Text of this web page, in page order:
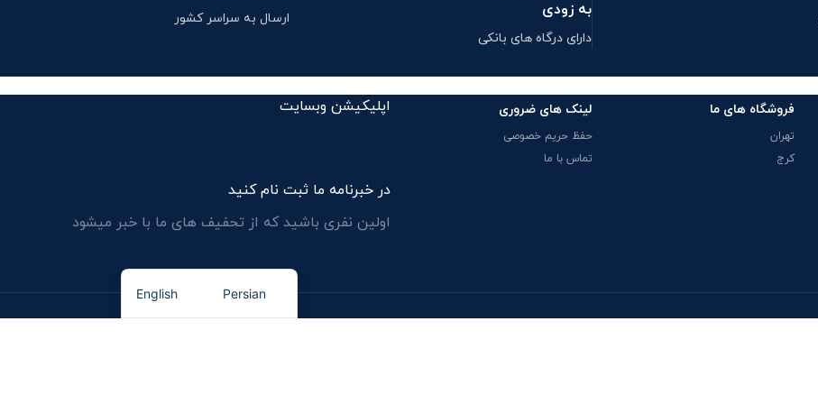
به زودی
دارای درگاه های بانکی
ارسال به سراسر کشور
فروشگاه های ما
تهران
کرج
لینک های ضروری
حفظ حریم خصوصی
تماس با ما
اپلیکیشن وبسایت
در خبرنامه ما ثبت نام کنید
اولین نفری باشید که از تحفیف های ما با خبر میشود
Persian
English